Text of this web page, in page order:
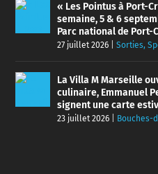
« Les Pointus à Port-
semaine, 5 & 6
Parc national de Port-
27 juillet 2026 |Sorties,
La Villa M Marseille
culinaire, Emmanuel
signent une carte
23 juillet 2026 Bouches-